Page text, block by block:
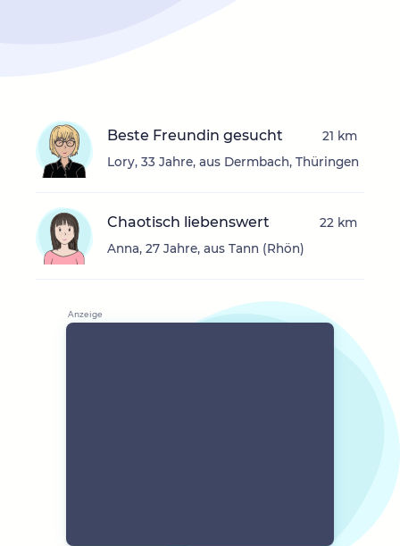
Beste Freundin gesucht
Lory, 33 Jahre, aus Dermbach, Thüringen
21 km
Chaotisch liebenswert
Anna, 27 Jahre, aus Tann (Rhön)
22 km